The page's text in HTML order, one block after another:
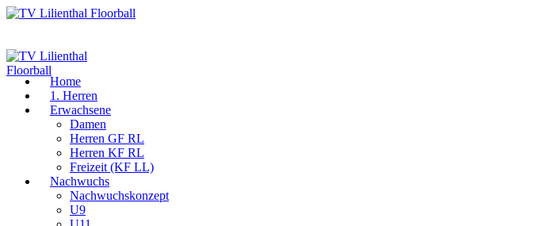
Home
1. Herren
Erwachsene
Damen
Herren GF RL
Herren KF RL
Freizeit (KF LL)
Nachwuchs
Nachwuchskonzept
U9